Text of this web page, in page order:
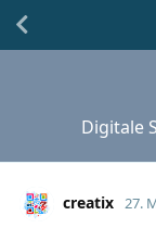
Digitale
creatix 27.